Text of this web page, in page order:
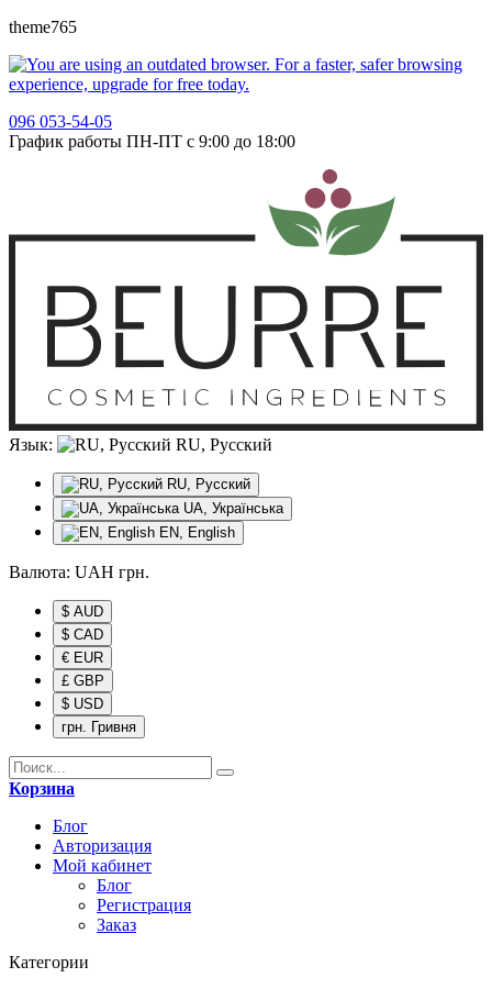
theme765
096 053-54-05
График работы ПН-ПТ с 9:00 до 18:00
Язык: RU, Русский
RU, Русский
UA, Українська
EN, English
Валюта: UAH грн.
$ AUD
$ CAD
€ EUR
£ GBP
$ USD
грн. Гривня
Корзина
Блог
Авторизация
Мой кабинет
Блог
Регистрация
Заказ
Категории